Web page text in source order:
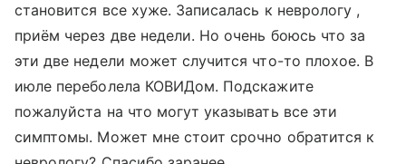
становится все хуже. Записалась к неврологу ,
приём через две недели. Но очень боюсь что за
эти две недели может случится что-то плохое. В
июле переболела КОВИДом. Подскажите
пожалуйста на что могут указывать все эти
симптомы. Может мне стоит срочно обратится к